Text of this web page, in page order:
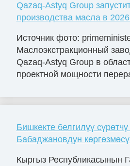
Qazaq-Astyq Group
производства масла в
Источник фото:
Маслоэкстракционный
Qazaq-Astyq Group в
проектной мощности
Бишкекте белгилүү
Бабаджановдун
Кыргыз Республикасынын